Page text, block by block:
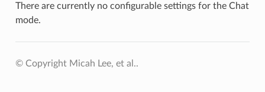
There are currently no configurable settings for the Chat
mode.
© Copyright Micah Lee, et al..